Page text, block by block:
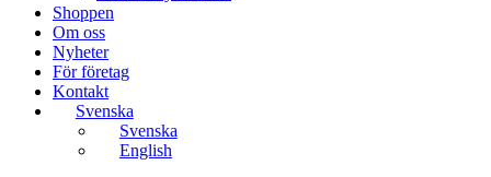
Shoppen
Om oss
Nyheter
För företag
Kontakt
Svenska
Svenska
English